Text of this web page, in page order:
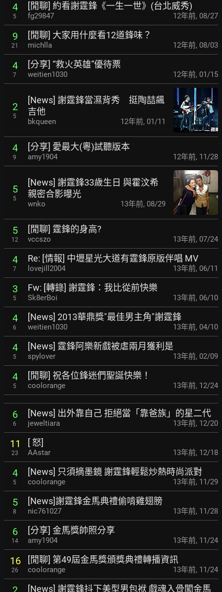
4
5
[閒聊] 約看謝霆鋒《一生一世》(台北威秀)
fg29847 12年前, 08/27
9
21
[閒聊] 大家用什麼看12道鋒味？
michlla 12年前, 08/03
4
7
[分享] “救火英雄”優待票
weitien1030 12年前, 01/15
2
5
[News] 謝霆鋒當濕背秀 挺陶喆飆
吉他
bkqueen 12年前, 01/11
4
9
[分享] 愛最大(粵)試聽版本
amy1904 12年前, 11/28
5
5
[News] 謝霆鋒33歲生日 與霍汶希
親密合影曝光
wnko 13年前, 08/29
5
12
[閒聊] 霆鋒的身高?
vccszo 13年前, 07/24
4
7
Re: [情報] 中壢星光大道有霆鋒原版伴唱 MV
lovejill2004 13年前, 06/11
3
5
Fw: [轉錄] 謝霆鋒：我比從前快樂
Sk8erBoi 13年前, 06/10
4
6
[News] 2013華鼎獎"最佳男主角"謝霆鋒
weitien1030 13年前, 04/10
4
5
[News] 霆鋒阿樂新戲被虐兩月獲利是
spylover 13年前, 02/09
4
5
[閒聊] 祝各位鋒迷們聖誕快樂！
coolorange 13年前, 12/24
6
6
[News] 出外靠自己 拒絕當「靠爸族」的星二代
jeweltiara 13年前, 12/20
11
23
[ 怒]
AAstar 13年前, 12/18
4
5
[News] 只須摘墨鏡 謝霆鋒輕鬆炒熱時尚派對
coolorange 13年前, 11/29
5
8
[News]謝霆鋒金馬典禮偷啃雞翅膀
nic761027 13年前, 11/28
6
14
[分享] 金馬獎帥照分享
amy1904 13年前, 11/24
16
26
[閒聊] 第49屆金馬獎頒獎典禮轉播資訊
coolorange 13年前, 11/24
[News] 謝霆鋒抖下美型男包袱 戲魂入骨闖金馬